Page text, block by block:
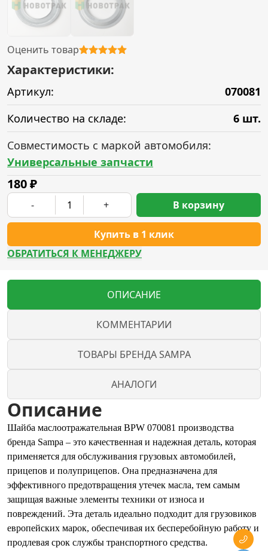
Оценить товар
Характеристики:
Артикул:
070081
Количество на складе:
6 шт.
Совместимость с маркой автомобиля:
Универсальные запчасти
180₽
- +
Купить в 1 клик
В корзину
ОБРАТИТЬСЯ К МЕНЕДЖЕРУ
ОПИСАНИЕ
КОММЕНТАРИИ
ТОВАРЫ БРЕНДА SAMPA
АНАЛОГИ
Описание
Шайба маслоотражательная BPW 070081 производства
бренда Sampa – это качественная и надежная деталь, которая
применяется для обслуживания грузовых автомобилей,
прицепов и полуприцепов. Она предназначена для
эффективного предотвращения утечек масла, тем самым
защищая важные элементы техники от износа и
повреждений. Эта деталь идеально подходит для грузовиков
европейских марок, обеспечивая их бесперебойную работу и
продлевая срок службы транспортного средства.